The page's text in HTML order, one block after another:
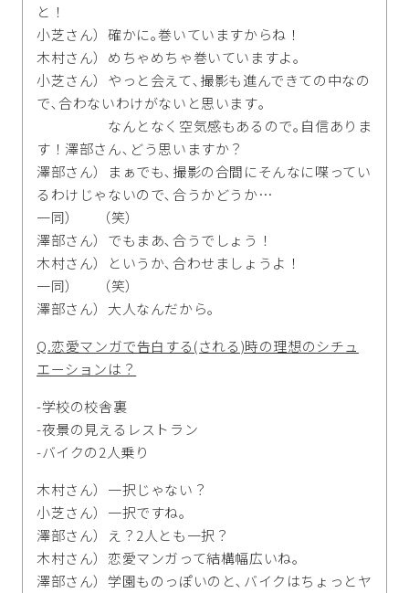
と！
小芝さん）確かに｡巻いていますからね！
木村さん）めちゃめちゃ巻いていますよ｡
小芝さん）やっと会えて､撮影も進んできての中なの
で､合わないわけがないと思います｡
なんとなく空気感もあるので｡自信ありま
す！澤部さん､どう思いますか？
澤部さん）まぁでも､撮影の合間にそんなに喋ってい
るわけじゃないので､合うかどうか…
一同） （笑）
澤部さん）でもまあ､合うでしょう！
木村さん）というか､合わせましょうよ！
一同） （笑）
澤部さん）大人なんだから｡
Q.恋愛マンガで告白する(される)時の理想のシチュ
エーションは？
-学校の校舎裏
-夜景の見えるレストラン
-バイクの2人乗り
木村さん）一択じゃない？
小芝さん）一択ですね｡
澤部さん）え？2人とも一択？
木村さん）恋愛マンガって結構幅広いね｡
澤部さん）学園ものっぽいのと､バイクはちょっとヤ